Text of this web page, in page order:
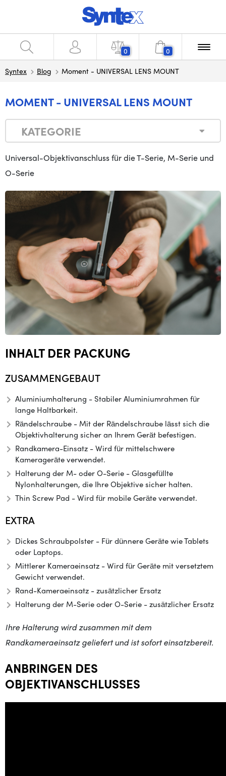
0 0
Syntex Blog Moment - UNIVERSAL LENS MOUNT
MOMENT - UNIVERSAL LENS MOUNT
KATEGORIE
Universal-Objektivanschluss für die T-Serie, M-Serie und
O-Serie
INHALT DER PACKUNG
ZUSAMMENGEBAUT
Aluminiumhalterung - Stabiler Aluminiumrahmen für
lange Haltbarkeit.
Rändelschraube - Mit der Rändelschraube lässt sich die
Objektivhalterung sicher an Ihrem Gerät befestigen.
Randkamera-Einsatz - Wird für mittelschwere
Kamerageräte verwendet.
Halterung der M- oder O-Serie - Glasgefüllte
Nylonhalterungen, die Ihre Objektive sicher halten.
Thin Screw Pad - Wird für mobile Geräte verwendet.
EXTRA
Dickes Schraubpolster - Für dünnere Geräte wie Tablets
oder Laptops.
Mittlerer Kameraeinsatz - Wird für Geräte mit versetztem
Gewicht verwendet.
Rand-Kameraeinsatz - zusätzlicher Ersatz
Halterung der M-Serie oder O-Serie - zusätzlicher Ersatz
Ihre Halterung wird zusammen mit dem
Randkameraeinsatz geliefert und ist sofort einsatzbereit.
ANBRINGEN DES
OBJEKTIVANSCHLUSSES